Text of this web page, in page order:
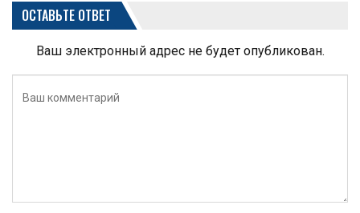
ОСТАВЬТЕ ОТВЕТ
Ваш электронный адрес не будет опубликован.